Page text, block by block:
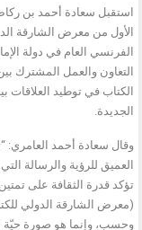
استقبل سعادة أحمد بن
الفرنسي العام في دولة
التعاون والعمل المشترك
الكتاب في توطيد العلاقات
الجديدة.
وقال سعادة أحمد العامري:
العميق للرؤية والرسالة
تؤكد قدرة الثقافة على
(معرض الشارقة الدولي
وحسب، وإنما هو صورة حيّة